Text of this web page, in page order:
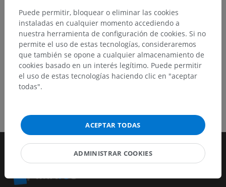
DESCARGAR LA APLICACIÓN
Puede permitir, bloquear o eliminar las cookies
instaladas en cualquier momento accediendo a
nuestra herramienta de configuración de cookies. Si no
permite el uso de estas tecnologías, consideraremos
que también se opone a cualquier almacenamiento de
cookies basado en un interés legítimo. Puede permitir
el uso de estas tecnologías haciendo clic en "aceptar
todas".
ACEPTAR TODAS
ADMINISTRAR COOKIES